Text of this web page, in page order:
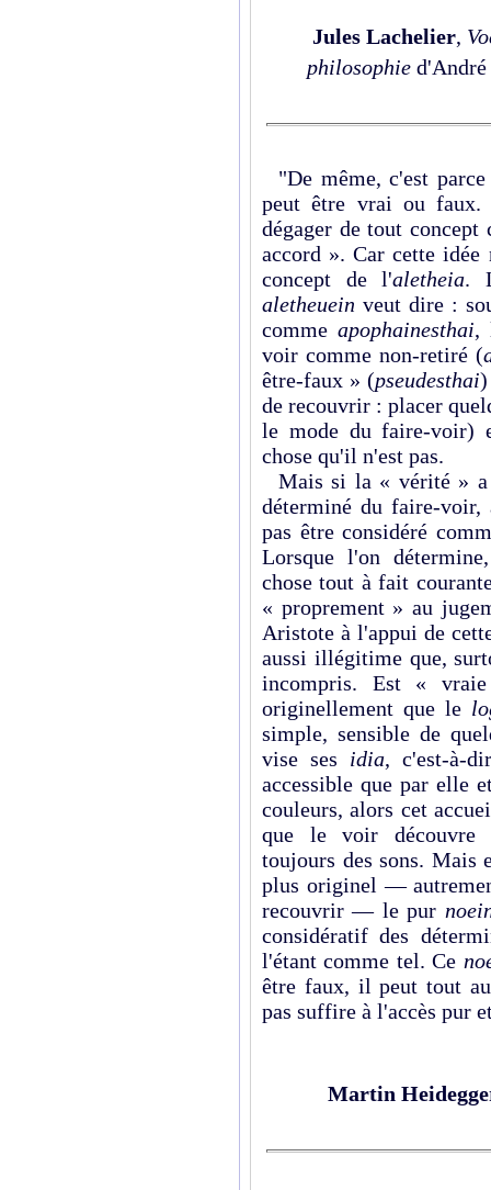
Jules Lachelier,
philosophie
"De même, c'est
peut être vrai ou faux.
dégager de tout
accord ». Car cette
concept de l'aletheia.
aletheuein veut dire :
commeapophainesthai,
voir comme non-retiré (
être-faux » (pseudesthai)
de recouvrir : placer
le mode du faire-voir)
chose qu'il n'est pas.
Mais si la « vérité »
déterminé du faire-
pas être considéré
Lorsque l'on
chose tout à fait
« proprement » au
Aristote à l'appui de
aussi illégitime que,
incompris. Est «
originellement que le
simple, sensible de
vise ses idia, c'est-à-
accessible que par elle
couleurs, alors cet
que le voir découvre
toujours des sons. Mais
plus originel —
recouvrir — le pur
considératif des
l'étant comme tel. Ce
être faux, il peut tout
pas suffire à l'accès pur
Martin